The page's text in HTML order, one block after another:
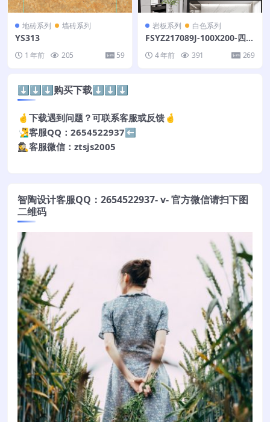
地砖系列 墙砖系列
YS313
1 年前 205 59
岩板系列 白色系列
FSYZ217089J-100X200-四个
4 年前 391 269
⬇️⬇️⬇️购买下载⬇️⬇️⬇️
🤞下载遇到问题？可联系客服或反馈🤞
🧏‍♂️客服QQ：2654522937⬅️
🕵️‍♀️客服微信：ztsjs2005
智陶设计客服QQ：2654522937- v- 官方微信请扫下图
二维码